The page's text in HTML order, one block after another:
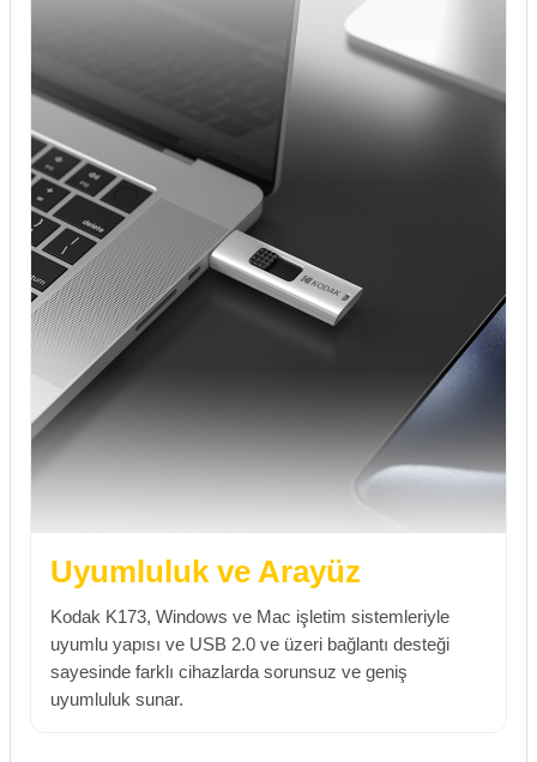
Uyumluluk ve Arayüz
Kodak K173, Windows ve Mac işletim sistemleriyle
uyumlu yapısı ve USB 2.0 ve üzeri bağlantı desteği
sayesinde farklı cihazlarda sorunsuz ve geniş
uyumluluk sunar.